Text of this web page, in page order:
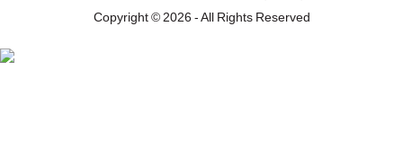
Copyright © 2026 - All Rights Reserved